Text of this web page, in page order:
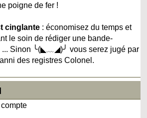
poigne de fer !
cinglante : économisez du temps et
le soin de rédiger une bande-
... Sinon ╰(◣﹏◢)╯ vous serez jugé par
des registres Colonel.